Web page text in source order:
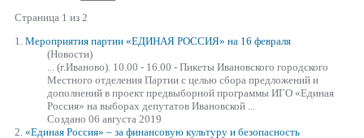
Страница 1 из 2
1. Мероприятия партии «ЕДИНАЯ РОССИЯ» на 16 февраля
(Новости)
... (г.Иваново). 10.00 - 16.00 - Пикеты Ивановского городского
Местного отделения Партии с целью сбора предложений и
дополнений в проект предвыборной программы ИГО «Единая
Россия» на выборах депутатов Ивановской ...
Создано 06 августа 2019
2. «Единая Россия» – за финансовую культуру и безопасность